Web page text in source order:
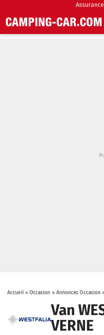
Accueil» Occasion » Annonces Occasion
Van
VERNE